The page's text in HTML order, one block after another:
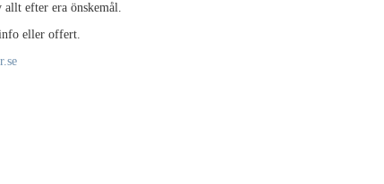
allt efter era önskemål.
eller offert.